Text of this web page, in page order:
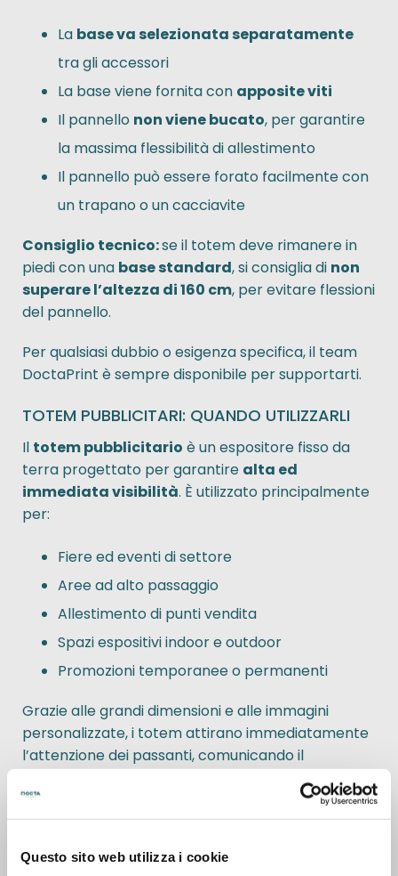
Questo sito web utilizza i cookie
La base va selezionata separatamente
tra gli accessori
La base viene fornita con apposite viti
Il pannello non viene bucato, per garantire
la massima flessibilità di allestimento
Il pannello può essere forato facilmente con
un trapano o un cacciavite
Consiglio tecnico:se il totem deve rimanere in
piedi con una base standard, si consiglia di non
superare l’altezza di 160 cm, per evitare flessioni
del pannello.
Per qualsiasi dubbio o esigenza specifica, il team
DoctaPrint è sempre disponibile per supportarti.
TOTEM PUBBLICITARI: QUANDO UTILIZZARLI
Il totem pubblicitario è un espositore fisso da
terra progettato per garantire alta ed
immediata visibilità. È utilizzato principalmente
per:
Fiere ed eventi di settore
Aree ad alto passaggio
Allestimento di punti vendita
Spazi espositivi indoor e outdoor
Promozioni temporanee o permanenti
Grazie alle grandi dimensioni e alle immagini
personalizzate, i totem attirano immediatamente
l’attenzione dei passanti, comunicando il
ORDINA ONLINE IN MODO FACILE E VELOCE
Dopo aver scelto il modello più adatto: